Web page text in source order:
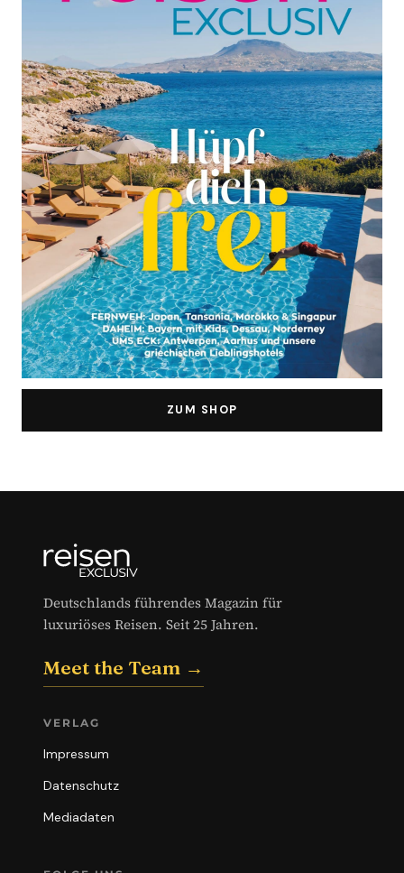
ZUM SHOP
Deutschlands führendes Magazin für
luxuriöses Reisen. Seit 25 Jahren.
Meet the Team →
VERLAG
Impressum
Datenschutz
Mediadaten